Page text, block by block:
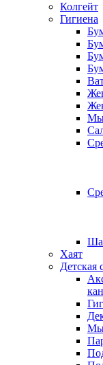
Колгейт
Гигиена
Хаят
Детская